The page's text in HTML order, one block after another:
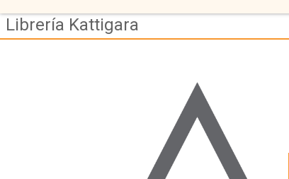
Librería Kattigara